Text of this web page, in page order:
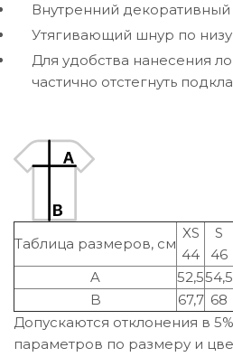
Внутренний
Утягивающий шнур по низу
Для удобства нанесения
частично отстегнуть
Таблица размеров, см
XS
44
S
46
A
52,554,5
B
67,7 68
Допускаются отклонения в
параметров по размеру и